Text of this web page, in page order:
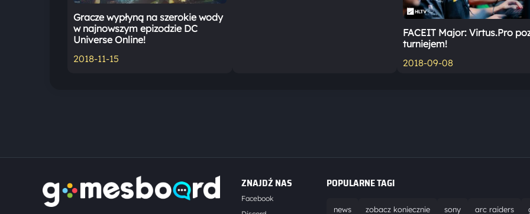
Gracze wypłyną na szerokie wody
w najnowszym epizodzie DC
Universe Online!
2018-11-15
FACEIT Major: Virtus.Pro
turniejem!
2018-09-08
ZNAJDŹ NAS
Facebook
POPULARNE TAGI
news zobacz koniecznie sony arc raiders